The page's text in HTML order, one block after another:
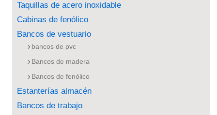
Taquillas de acero inoxidable
Cabinas de fenólico
Bancos de vestuario
bancos de pvc
Bancos de madera
Bancos de fenólico
Estanterías almacén
Bancos de trabajo